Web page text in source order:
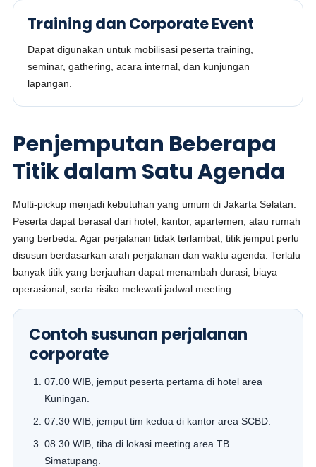
Training dan Corporate Event
Dapat digunakan untuk mobilisasi peserta training,
seminar, gathering, acara internal, dan kunjungan
lapangan.
Penjemputan Beberapa
Titik dalam Satu Agenda
Multi-pickup menjadi kebutuhan yang umum di Jakarta Selatan.
Peserta dapat berasal dari hotel, kantor, apartemen, atau rumah
yang berbeda. Agar perjalanan tidak terlambat, titik jemput perlu
disusun berdasarkan arah perjalanan dan waktu agenda. Terlalu
banyak titik yang berjauhan dapat menambah durasi, biaya
operasional, serta risiko melewati jadwal meeting.
Contoh susunan perjalanan
corporate
07.00 WIB, jemput peserta pertama di hotel area
Kuningan.
07.30 WIB, jemput tim kedua di kantor area SCBD.
08.30 WIB, tiba di lokasi meeting area TB
Simatupang.